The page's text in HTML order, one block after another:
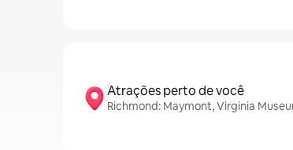
Atrações perto de você
Richmond: Maymont, Virginia